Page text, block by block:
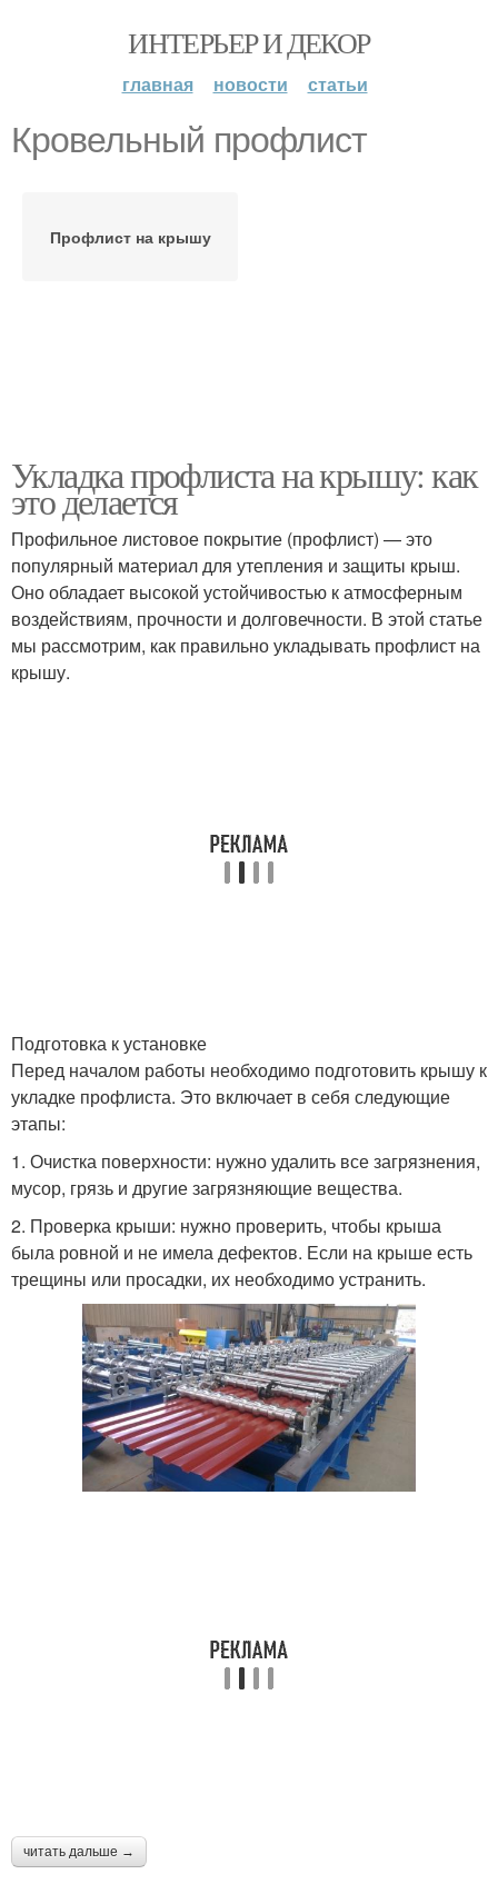
ИНТЕРЬЕР И ДЕКОР
главная новости статьи
Кровельный профлист
Профлист на крышу
Укладка профлиста на крышу: как
это делается
Профильное листовое покрытие (профлист) — это
популярный материал для утепления и защиты крыш.
Оно обладает высокой устойчивостью к атмосферным
воздействиям, прочности и долговечности. В этой статье
мы рассмотрим, как правильно укладывать профлист на
крышу.
Подготовка к установке
Перед началом работы необходимо подготовить крышу к
укладке профлиста. Это включает в себя следующие
этапы:
1. Очистка поверхности: нужно удалить все загрязнения,
мусор, грязь и другие загрязняющие вещества.
2. Проверка крыши: нужно проверить, чтобы крыша
была ровной и не имела дефектов. Если на крыше есть
трещины или просадки, их необходимо устранить.
читать дальше →